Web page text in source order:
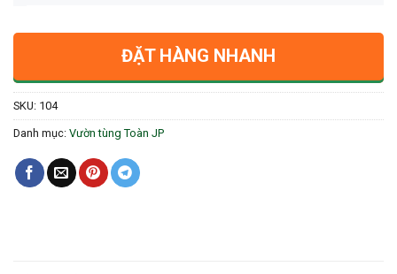
ĐẶT HÀNG NHANH
SKU: 104
Danh mục: Vườn tùng Toàn JP